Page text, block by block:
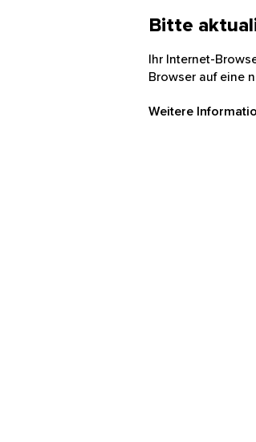
Bitte
Ihr Internet-
Browser auf eine
Weitere